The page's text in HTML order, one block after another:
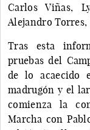
Carlos Viñas,
Alejandro
Tras esta
pruebas del
de lo acaecido
madrugón y el
comienza la
Marcha con